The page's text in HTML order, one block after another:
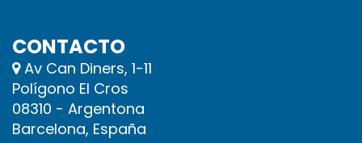
CONTACTO
Av Can Diners, 1-11
Polígono El Cros
08310 - Argentona
Barcelona, España